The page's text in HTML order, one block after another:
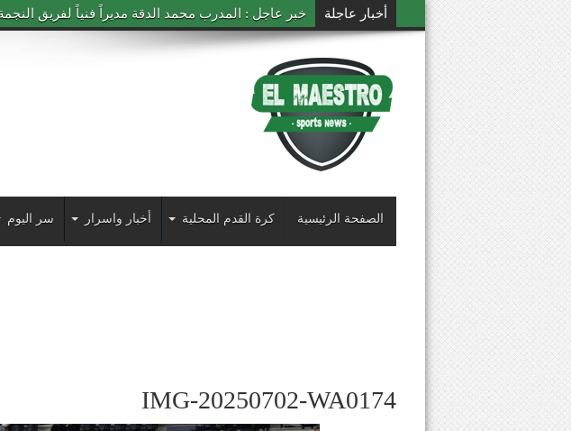
أخبار عاجلة خبر عاجل : المدرب محمد الدقة مديراً فنياً لفريق النجمة
الصفحة الرئيسية كرة القدم المحلية أخبار واسرار سر اليوم
IMG-20250702-WA0174